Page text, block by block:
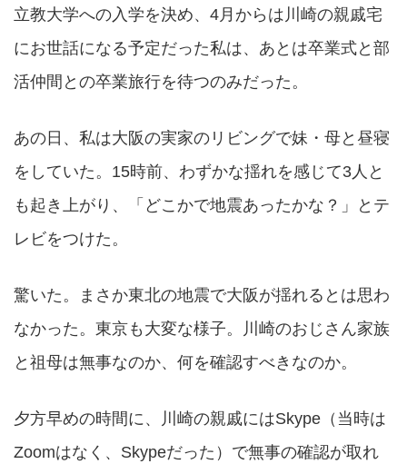
立教大学への入学を決め、4月からは川崎の親戚宅
にお世話になる予定だった私は、あとは卒業式と部
活仲間との卒業旅行を待つのみだった。
あの日、私は大阪の実家のリビングで妹・母と昼寝
をしていた。15時前、わずかな揺れを感じて3人と
も起き上がり、「どこかで地震あったかな？」とテ
レビをつけた。
驚いた。まさか東北の地震で大阪が揺れるとは思わ
なかった。東京も大変な様子。川崎のおじさん家族
と祖母は無事なのか、何を確認すべきなのか。
夕方早めの時間に、川崎の親戚にはSkype（当時は
Zoomはなく、Skypeだった）で無事の確認が取れ